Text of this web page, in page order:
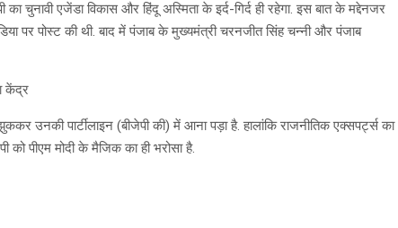
चुनावी एजेंडा विकास और हिंदू अस्मिता के इर्द-गिर्द ही रहेगा. इस बात के मद्देनजर
पर पोस्ट की थी. बाद में पंजाब के मुख्यमंत्री चरनजीत सिंह चन्नी और पंजाब
केंद्र
उनकी पार्टीलाइन (बीजेपी की) में आना पड़ा है. हालांकि राजनीतिक एक्सपर्ट्स का
पीएम मोदी के मैजिक का ही भरोसा है.